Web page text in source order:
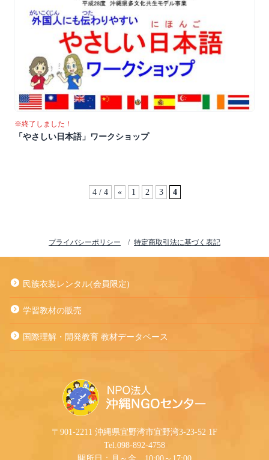
※終了しました！
「やさしい日本語」ワークショップ
4 / 4 « 1 2 3 4
プライバシーポリシー 特定商取引法に基づく表記
民族衣装レンタル(会員限定)
学習教材の販売
国際理解・開発教育 教材データベース
〒901-2211 沖縄県宜野湾市宜野湾3-23-52 1F
Tel.098-892-4758